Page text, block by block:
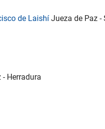
de Laishí Jueza de Paz -
Herradura